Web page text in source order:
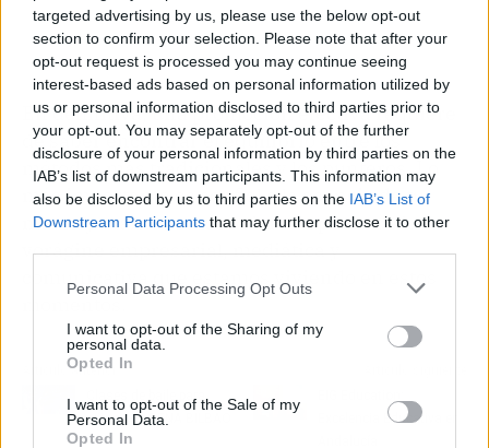
targeted advertising by us, please use the below opt-out
section to confirm your selection. Please note that after your
opt-out request is processed you may continue seeing
interest-based ads based on personal information utilized by
us or personal information disclosed to third parties prior to
your opt-out. You may separately opt-out of the further
disclosure of your personal information by third parties on the
IAB’s list of downstream participants. This information may
also be disclosed by us to third parties on the IAB’s List of
Downstream Participants that may further disclose it to other
Personal Data Processing Opt Outs
I want to opt-out of the Sharing of my
personal data.
Opted In
I want to opt-out of the Sale of my
Personal Data.
Opted In
En definitiva, una promoción efectiva requiere
de saber encontrar el equilibrio entre los
métodos más tradicionales y los punteros. Lo
más importante es ser fiel a la esencia de tu
marca y mantener tus valores a pesar de la
vorágine empresarial, mediática y
comunicativa que estamos viviendo en estos
Artículo anterior
Clases de baile para
niños con DENA BILBAO
Excelencia Educativa en